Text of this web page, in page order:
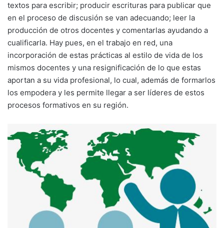
textos para escribir; producir escrituras para publicar que
en el proceso de discusión se van adecuando; leer la
producción de otros docentes y comentarlas ayudando a
cualificarla. Hay pues, en el trabajo en red, una
incorporación de estas prácticas al estilo de vida de los
mismos docentes y una resignificación de lo que estas
aportan a su vida profesional, lo cual, además de formarlos
los empodera y les permite llegar a ser líderes de estos
procesos formativos en su región.